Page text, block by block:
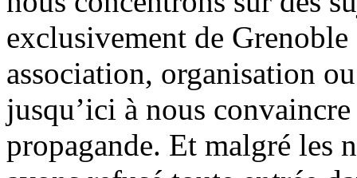
exclusivement de
association, organisation
jusqu’ici à nous
propagande. Et malgré les